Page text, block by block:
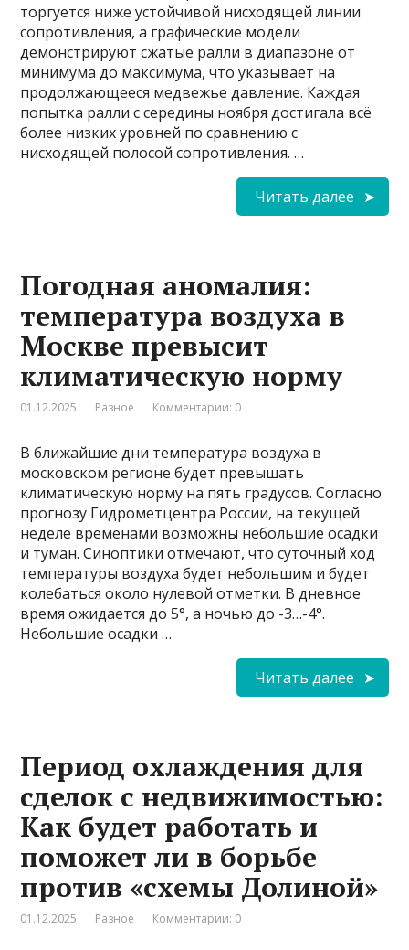
торгуется ниже устойчивой нисходящей линии
сопротивления, а графические модели
демонстрируют сжатые ралли в диапазоне от
минимума до максимума, что указывает на
продолжающееся медвежье давление. Каждая
попытка ралли с середины ноября достигала всё
более низких уровней по сравнению с
нисходящей полосой сопротивления. …
Читать далее
Погодная аномалия:
температура воздуха в
Москве превысит
климатическую норму
01.12.2025 Разное Комментарии: 0
В ближайшие дни температура воздуха в
московском регионе будет превышать
климатическую норму на пять градусов. Согласно
прогнозу Гидрометцентра России, на текущей
неделе временами возможны небольшие осадки
и туман. Синоптики отмечают, что суточный ход
температуры воздуха будет небольшим и будет
колебаться около нулевой отметки. В дневное
время ожидается до 5°, а ночью до -3…-4°.
Небольшие осадки …
Читать далее
Период охлаждения для
сделок с недвижимостью:
Как будет работать и
поможет ли в борьбе
против «схемы Долиной»
01.12.2025 Разное Комментарии: 0